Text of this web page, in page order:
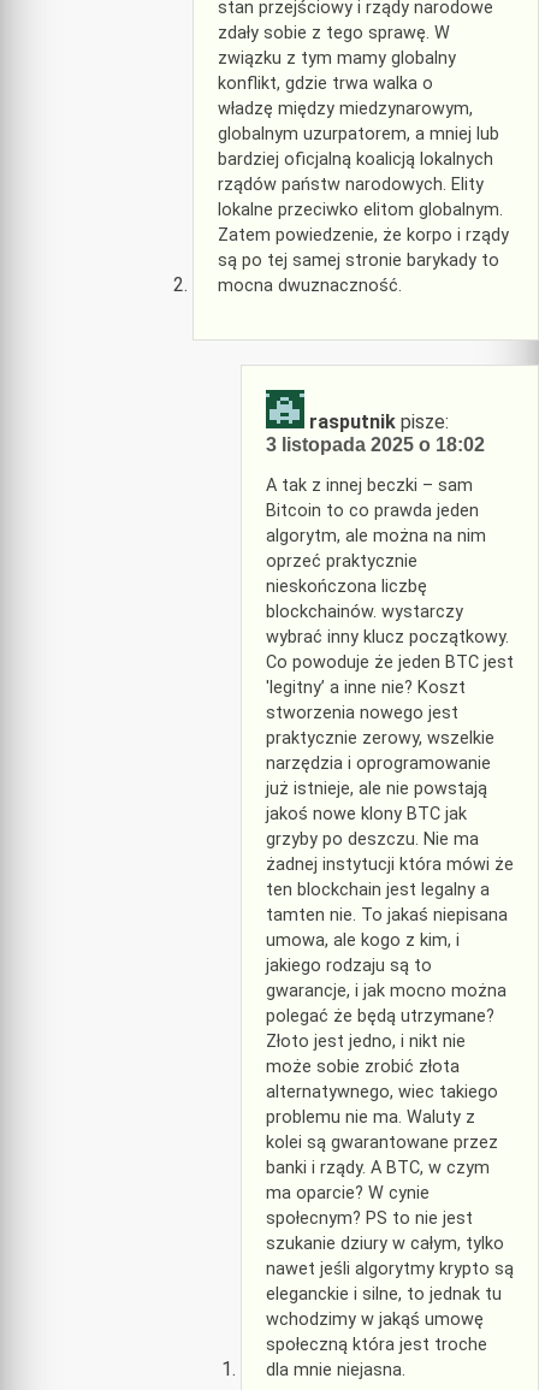
stan przejściowy i rządy narodowe
zdały sobie z tego sprawę. W
związku z tym mamy globalny
konflikt, gdzie trwa walka o
władzę między miedzynarowym,
globalnym uzurpatorem, a mniej lub
bardziej oficjalną koalicją lokalnych
rządów państw narodowych. Elity
lokalne przeciwko elitom globalnym.
Zatem powiedzenie, że korpo i rządy
są po tej samej stronie barykady to
mocna dwuznaczność.
rasputnik pisze:
3 listopada 2025 o 18:02
A tak z innej beczki – sam
Bitcoin to co prawda jeden
algorytm, ale można na nim
oprzeć praktycznie
nieskończona liczbę
blockchainów. wystarczy
wybrać inny klucz początkowy.
Co powoduje że jeden BTC jest
'legitny’ a inne nie? Koszt
stworzenia nowego jest
praktycznie zerowy, wszelkie
narzędzia i oprogramowanie
już istnieje, ale nie powstają
jakoś nowe klony BTC jak
grzyby po deszczu. Nie ma
żadnej instytucji która mówi że
ten blockchain jest legalny a
tamten nie. To jakaś niepisana
umowa, ale kogo z kim, i
jakiego rodzaju są to
gwarancje, i jak mocno można
polegać że będą utrzymane?
Złoto jest jedno, i nikt nie
może sobie zrobić złota
alternatywnego, wiec takiego
problemu nie ma. Waluty z
kolei są gwarantowane przez
banki i rządy. A BTC, w czym
ma oparcie? W cynie
społecnym? PS to nie jest
szukanie dziury w całym, tylko
nawet jeśli algorytmy krypto są
eleganckie i silne, to jednak tu
wchodzimy w jakąś umowę
społeczną która jest troche
dla mnie niejasna.